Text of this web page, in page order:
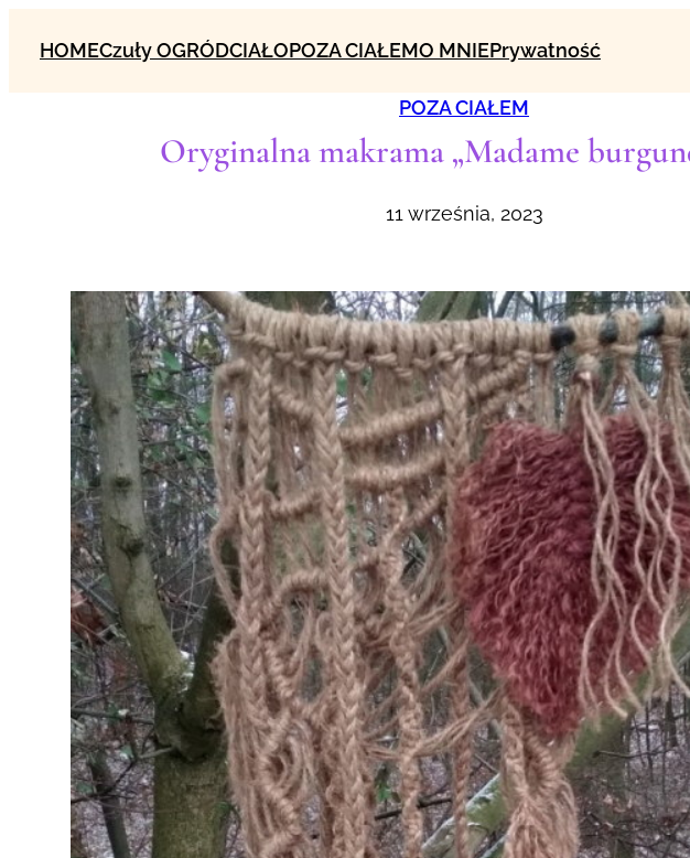
HOMECzuły OGRÓDCIAŁOPOZA CIAŁEMO MNIEPrywatność
POZA CIAŁEM
Oryginalna makrama „Madame
11 września, 2023